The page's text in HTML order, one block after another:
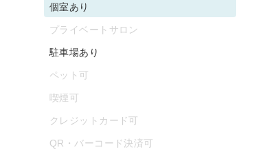
個室あり
プライベートサロン
駐車場あり
ペット可
喫煙可
クレジットカード可
QR・バーコード決済可